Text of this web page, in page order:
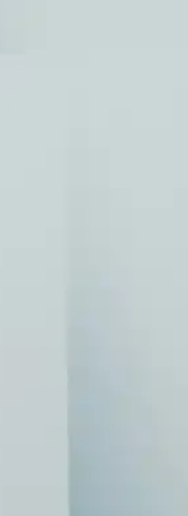
ilgiyi artırıyor.